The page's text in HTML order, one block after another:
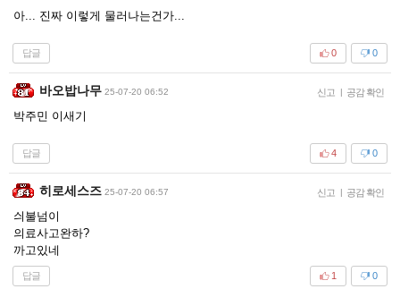
아... 진짜 이렇게 물러나는건가...
답글 0
0
바오밥나무 25-07-20 06:52 신고 | 공감 확인
박주민 이새기
답글 0
4
히로세스즈 25-07-20 06:57 신고 | 공감 확인
싀불넘이
의료사고완하?
까고있네
답글 0
1